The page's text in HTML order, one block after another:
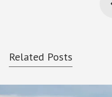
Related Posts